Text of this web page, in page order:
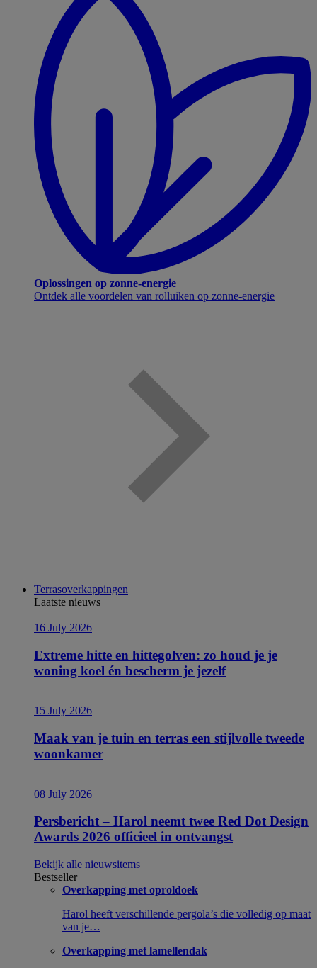
Oplossingen op zonne-energie
Ontdek alle voordelen van rolluiken op zonne-energie
Terrasoverkappingen
Laatste nieuws
16 July 2026
Extreme hitte en hittegolven: zo houd je je
woning koel én bescherm je jezelf
15 July 2026
Maak van je tuin en terras een stijlvolle tweede
woonkamer
08 July 2026
Persbericht – Harol neemt twee Red Dot Design
Awards 2026 officieel in ontvangst
Bekijk alle nieuwsitems
Bestseller
Overkapping met oproldoek
Harol heeft verschillende pergola’s die volledig op maat
van je…
Overkapping met lamellendak